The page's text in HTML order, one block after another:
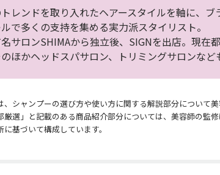
レンドを取り入れたヘアースタイルを軸に、
で多くの支持を集める実力派スタイリスト。
サロンSHIMAから独立後、SIGNを出店。現在
ほかヘッドスパサロン、トリミングサロンなど
シャンプーの選び方や使い方に関する解説部分について
厳選」と記載のある商品紹介部分については、美容師の監
基づいて構成しています。